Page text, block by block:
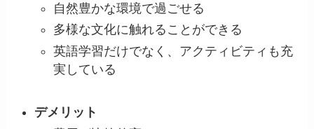
自然豊かな環境で過ごせる
多様な文化に触れることができる
英語学習だけでなく、アクティビティも充
実している
デメリット